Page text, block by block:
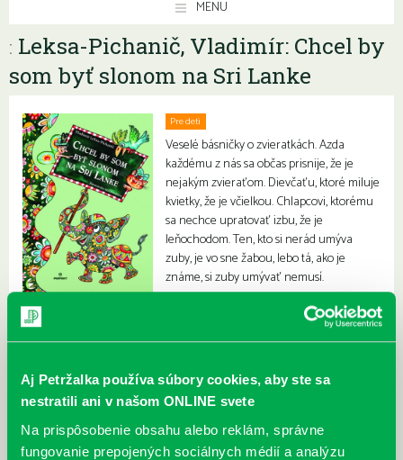
Aj Petržalka používa súbory cookies, aby ste sa
nestratili ani v našom ONLINE svete
Na prispôsobenie obsahu alebo reklám, správne
fungovanie prepojených sociálnych médií a analýzu
MENU
: Leksa-Pichanič, Vladimír: Chcel by
som byť slonom na Sri Lanke
Pre deti
Veselé básničky o zvieratkách. Azda
každému z nás sa občas prisnije, že je
nejakým zvieraťom. Dievčaťu, ktoré miluje
kvietky, že je včielkou. Chlapcovi, ktorému
sa nechce upratovať izbu, že je
leňochodom. Ten, kto si nerád umýva
zuby, je vo sne žabou, lebo tá, ako je
známe, si zuby umývať nemusí.